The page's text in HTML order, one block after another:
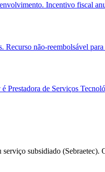
Incentivo fiscal
Recurso não-reembolsável
Prestadora de Serviços
subsidiado (Sebraetec).